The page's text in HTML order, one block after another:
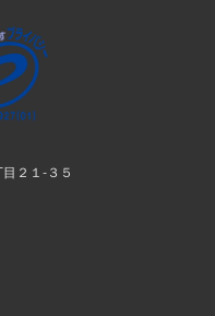
２１-３５